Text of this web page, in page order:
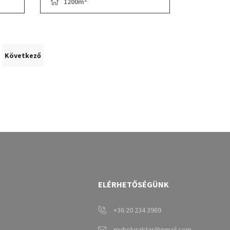
Következő
ELÉRHETŐSÉGÜNK
+36 20 234 3969